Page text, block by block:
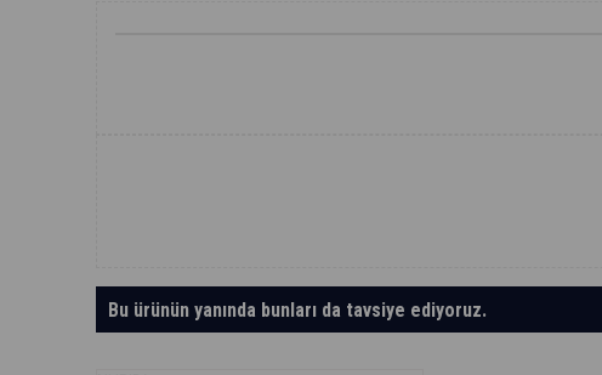
Bu ürünün yanında bunları da tavsiye ediyoruz.